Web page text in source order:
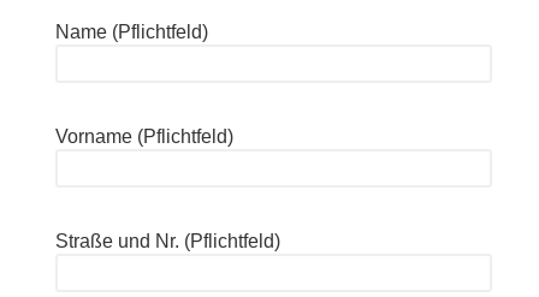
Name (Pflichtfeld)
Vorname (Pflichtfeld)
Straße und Nr. (Pflichtfeld)